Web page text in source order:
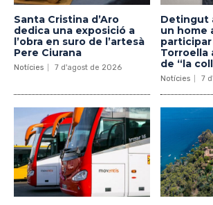
Santa Cristina d’Aro
dedica una exposició a
l’obra en suro de l’artesà
Pere Ciurana
Notícies 7 d'agost de 2026
Detingut
un home
Torroella
de “la
Notícies 7